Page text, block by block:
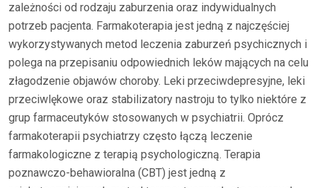
zależności od rodzaju zaburzenia oraz indywidualnych
potrzeb pacjenta. Farmakoterapia jest jedną z najczęściej
wykorzystywanych metod leczenia zaburzeń psychicznych i
polega na przepisaniu odpowiednich leków mających na celu
złagodzenie objawów choroby. Leki przeciwdepresyjne, leki
przeciwlękowe oraz stabilizatory nastroju to tylko niektóre z
grup farmaceutyków stosowanych w psychiatrii. Oprócz
farmakoterapii psychiatrzy często łączą leczenie
farmakologiczne z terapią psychologiczną. Terapia
poznawczo-behawioralna (CBT) jest jedną z